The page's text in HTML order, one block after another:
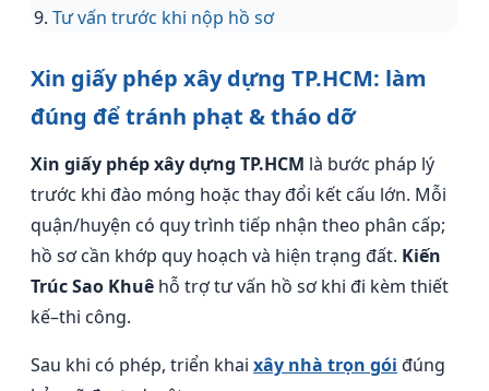
Tư vấn trước khi nộp hồ sơ
Xin giấy phép xây dựng TP.HCM: làm
đúng để tránh phạt & tháo dỡ
Xin giấy phép xây dựng TP.HCM là bước pháp lý
trước khi đào móng hoặc thay đổi kết cấu lớn. Mỗi
quận/huyện có quy trình tiếp nhận theo phân cấp;
hồ sơ cần khớp quy hoạch và hiện trạng đất. Kiến
Trúc Sao Khuê hỗ trợ tư vấn hồ sơ khi đi kèm thiết
kế–thi công.
Sau khi có phép, triển khai xây nhà trọn gói đúng